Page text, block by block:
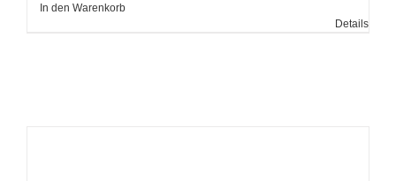
In den Warenkorb
Details